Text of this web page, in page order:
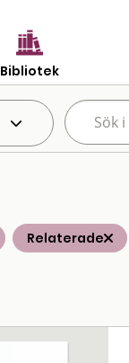
Bibliotek
Relaterade